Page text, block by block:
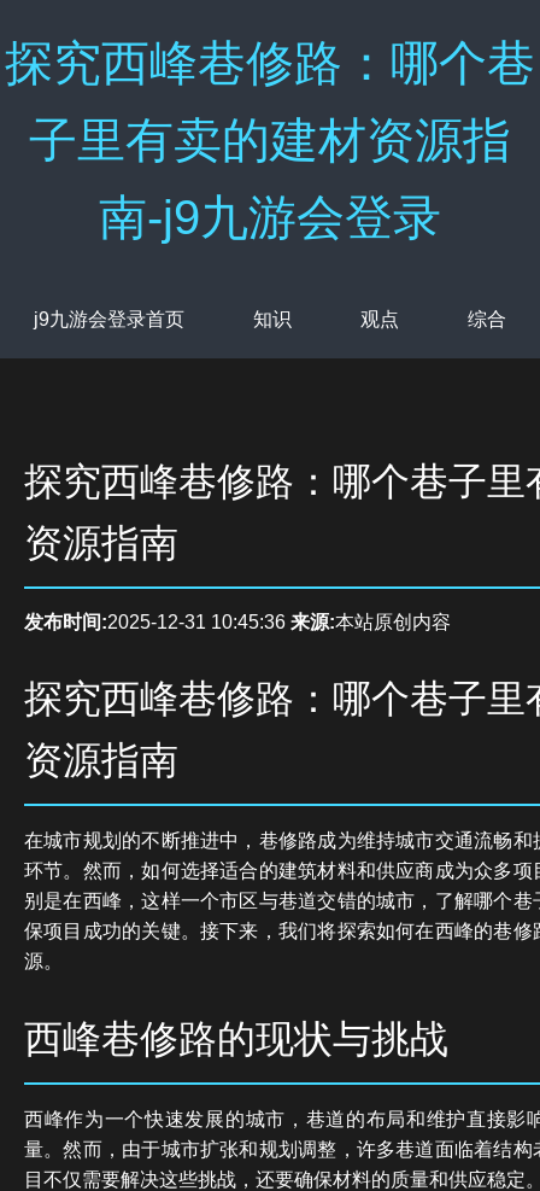
探究西峰巷修路：哪个巷
子里有卖的建材资源指
南-j9九游会登录
j9九游会登录首页 知识 观点 综合
探究西峰巷修路：哪个巷子里
资源指南
发布时间:2025-12-31 10:45:36 来源:本站原创内容
探究西峰巷修路：哪个巷子里
资源指南
在城市规划的不断推进中，巷修路成为维持城市交通流畅
环节。然而，如何选择适合的建筑材料和供应商成为众多
别是在西峰，这样一个市区与巷道交错的城市，了解哪个
保项目成功的关键。接下来，我们将探索如何在西峰的巷
源。
西峰巷修路的现状与挑战
西峰作为一个快速发展的城市，巷道的布局和维护直接影
量。然而，由于城市扩张和规划调整，许多巷道面临着结
目不仅需要解决这些挑战，还要确保材料的质量和供应稳定